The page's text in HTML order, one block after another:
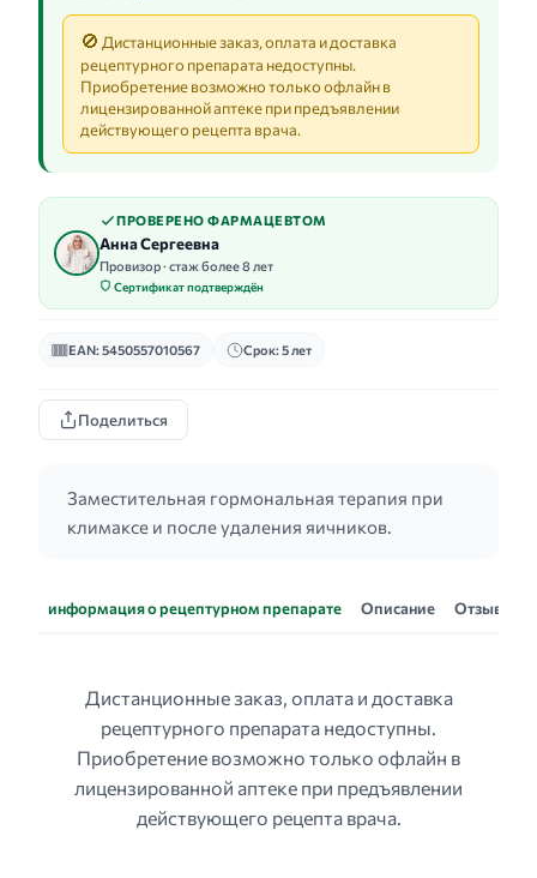
🚫 Дистанционные заказ, оплата и доставка
рецептурного препарата недоступны.
Приобретение возможно только офлайн в
лицензированной аптеке при предъявлении
действующего рецепта врача.
ПРОВЕРЕНО ФАРМАЦЕВТОМ
Анна Сергеевна
Провизор · стаж более 8 лет
Сертификат подтверждён
EAN: 5450557010567 Срок: 5 лет
Поделиться
Заместительная гормональная терапия при
климаксе и после удаления яичников.
информация о рецептурном препарате Описание Отзывы
Дистанционные заказ, оплата и доставка
рецептурного препарата недоступны.
Приобретение возможно только офлайн в
лицензированной аптеке при предъявлении
действующего рецепта врача.